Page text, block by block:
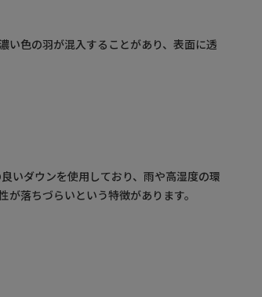
い色の羽が混入することがあり、表面に透
いダウンを使用しており、雨や高湿度の環
落ちづらいという特徴があります。